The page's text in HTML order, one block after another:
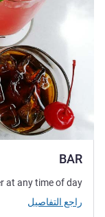
BAR
at any time of day.
راجع التفاصيل